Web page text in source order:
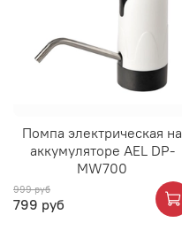
Помпа электрическая на
аккумуляторе AEL DP-
MW700
999 руб
799 руб